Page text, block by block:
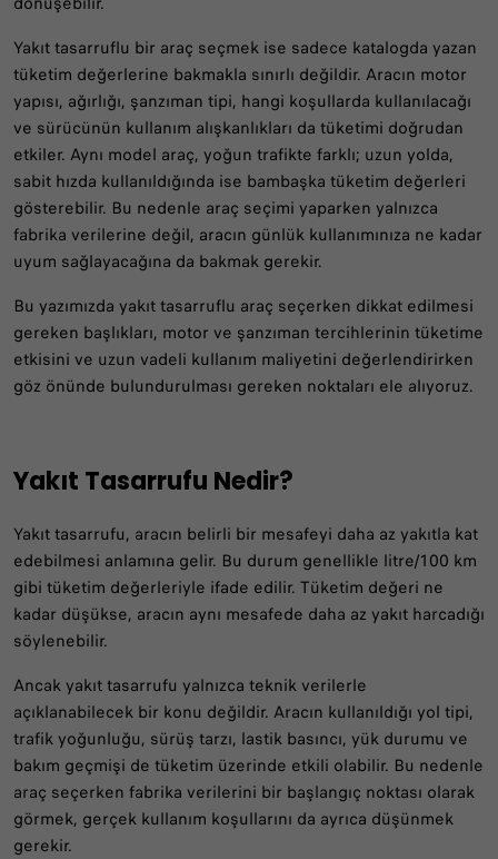
Yakıt tasarruflu bir araç seçmek ise sadece katalogda yazan
tüketim değerlerine bakmakla sınırlı değildir. Aracın motor
yapısı, ağırlığı, şanzıman tipi, hangi koşullarda kullanılacağı
ve sürücünün kullanım alışkanlıkları da tüketimi doğrudan
etkiler. Aynı model araç, yoğun trafikte farklı; uzun yolda,
sabit hızda kullanıldığında ise bambaşka tüketim değerleri
gösterebilir. Bu nedenle araç seçimi yaparken yalnızca
fabrika verilerine değil, aracın günlük kullanımınıza ne kadar
uyum sağlayacağına da bakmak gerekir.
Bu yazımızda yakıt tasarruflu araç seçerken dikkat edilmesi
gereken başlıkları, motor ve şanzıman tercihlerinin tüketime
etkisini ve uzun vadeli kullanım maliyetini değerlendirirken
göz önünde bulundurulması gereken noktaları ele alıyoruz.
Yakıt Tasarrufu Nedir?
Yakıt tasarrufu, aracın belirli bir mesafeyi daha az yakıtla kat
edebilmesi anlamına gelir. Bu durum genellikle litre/100 km
gibi tüketim değerleriyle ifade edilir. Tüketim değeri ne
kadar düşükse, aracın aynı mesafede daha az yakıt harcadığı
söylenebilir.
Ancak yakıt tasarrufu yalnızca teknik verilerle
açıklanabilecek bir konu değildir. Aracın kullanıldığı yol tipi,
trafik yoğunluğu, sürüş tarzı, lastik basıncı, yük durumu ve
bakım geçmişi de tüketim üzerinde etkili olabilir. Bu nedenle
araç seçerken fabrika verilerini bir başlangıç noktası olarak
görmek, gerçek kullanım koşullarını da ayrıca düşünmek
gerekir.